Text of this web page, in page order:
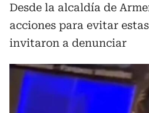
Desde la alcaldía de
acciones para evitar
invitaron a denunciar